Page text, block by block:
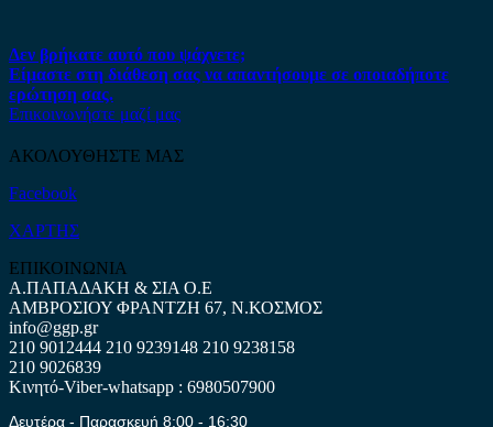
Δεν βρήκατε αυτό που ψάχνετε;
Είμαστε στη διάθεση σας να απαντήσουμε σε οποιαδήποτε
ερώτηση σας.
Επικοινωνήστε μαζί μας
ΑΚΟΛΟΥΘΗΣΤΕ ΜΑΣ
Facebook
ΧΑΡΤΗΣ
ΕΠΙΚΟΙΝΩΝΙΑ
Α.ΠΑΠΑΔΑΚΗ & ΣΙΑ Ο.Ε
ΑΜΒΡΟΣΙΟΥ ΦΡΑΝΤΖΗ 67, Ν.ΚΟΣΜΟΣ
info@ggp.gr
210 9012444 210 9239148 210 9238158
210 9026839
Κινητό-Viber-whatsapp : 6980507900
Δευτέρα - Παρασκευή 8:00 - 16:30